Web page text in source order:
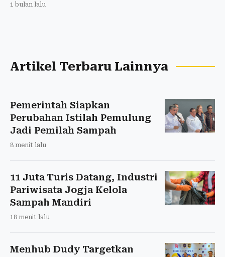
1 bulan lalu
Artikel Terbaru Lainnya
Pemerintah Siapkan
Perubahan Istilah Pemulung
Jadi Pemilah Sampah
8 menit lalu
11 Juta Turis Datang, Industri
Pariwisata Jogja Kelola
Sampah Mandiri
18 menit lalu
Menhub Dudy Targetkan